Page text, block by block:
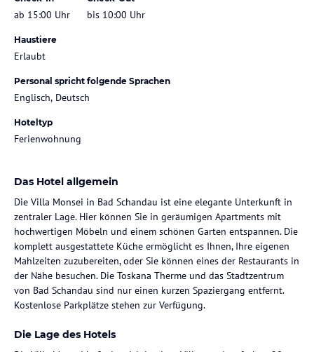
ab 15:00 Uhr bis 10:00 Uhr
Haustiere
Erlaubt
Personal spricht folgende Sprachen
Englisch, Deutsch
Hoteltyp
Ferienwohnung
Das Hotel allgemein
Die Villa Monsei in Bad Schandau ist eine elegante Unterkunft in
zentraler Lage. Hier können Sie in geräumigen Apartments mit
hochwertigen Möbeln und einem schönen Garten entspannen. Die
komplett ausgestattete Küche ermöglicht es Ihnen, Ihre eigenen
Mahlzeiten zuzubereiten, oder Sie können eines der Restaurants in
der Nähe besuchen. Die Toskana Therme und das Stadtzentrum
von Bad Schandau sind nur einen kurzen Spaziergang entfernt.
Kostenlose Parkplätze stehen zur Verfügung.
Die Lage des Hotels